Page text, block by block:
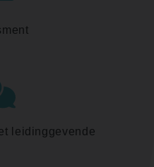
leidinggevende